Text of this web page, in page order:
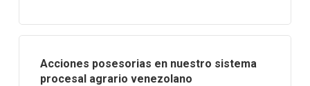
Acciones posesorias en nuestro sistema
procesal agrario venezolano